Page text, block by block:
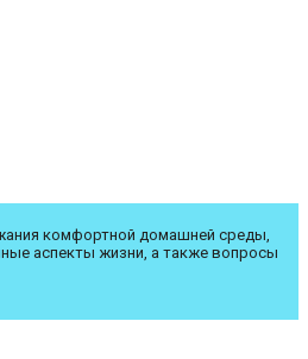
комфортной домашней среды,
аспекты жизни, а также вопросы